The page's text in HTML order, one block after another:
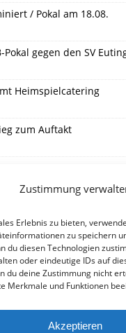
Zustimmung
Erlebnis zu bieten,
zu speichern
du diesen Technologien
oder eindeutige IDs auf
du deine Zustimmung nicht
Merkmale und Funktionen
Akzeptieren
/ Pokal am 18.08.
Pokal gegen den SV
Heimspielcatering
zum Auftakt
89+1
Folge: So tickt Björn!